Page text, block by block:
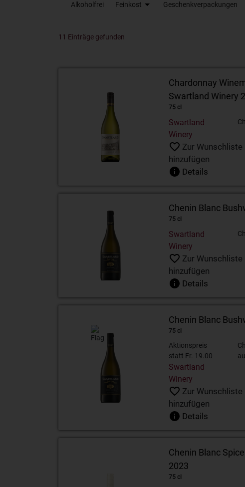
Alkoholfrei Feinkost Geschenkverpackungen
11 Einträge gefunden
Chardonnay
Swartland Winery
75 cl
Swartland
Winery
Zur Wunschliste
hinzufügen
Details
Chenin Blanc
75 cl
Swartland
Winery
Zur Wunschliste
hinzufügen
Details
Chenin Blanc
75 cl
Aktionspreis
statt Fr. 19.00
Swartland
Winery
Zur Wunschliste
hinzufügen
Details
Chenin Blanc
2023
75 cl